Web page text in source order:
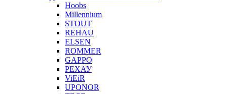
Hoobs
Millennium
STOUT
REHAU
ELSEN
ROMMER
GAPPO
РЕХАУ
ViEiR
UPONOR